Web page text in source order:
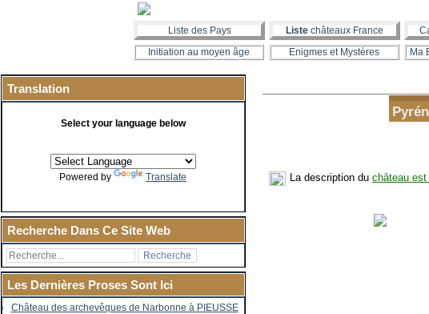
Liste des Pays Liste châteaux France
Initiation au moyen âge
Enigmes et Mystères Ma
Translation
Select your language below
Powered by Translate
Recherche Dans Ce Site Web
Les Dernières Proses Sont Ici
Château des archevêques de Narbonne à PIEUSSE
La description duchâteau est